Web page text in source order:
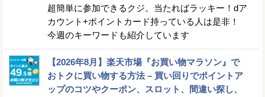
超簡単に参加できるクジ。当たればラッキー！dア
カウント+ポイントカード持っている人は是非！
今週のキーワードも紹介しています
【2026年8月】楽天市場『お買い物マラソン』で
おトクに買い物する方法 – 買い回りでポイントア
ップのコツやクーポン、スロット、間違い探し、